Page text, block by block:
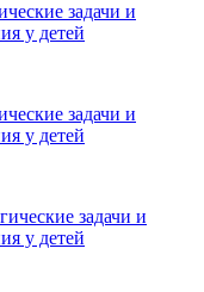
задачи и
у детей
задачи и
у детей
задачи и
у детей